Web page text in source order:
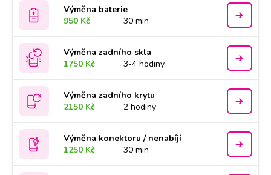
Výměna baterie
950 Kč
30 min
Výměna zadního skla
1750 Kč
3-4 hodiny
Výměna zadního krytu
2150 Kč
2 hodiny
Výměna konektoru / nenabíjí
1250 Kč
30 min